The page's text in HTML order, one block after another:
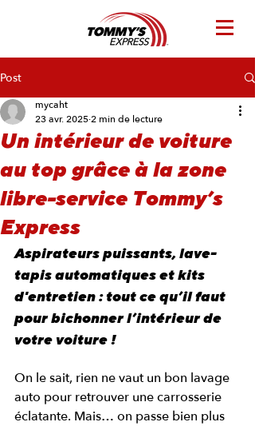
Post
Un intérieur de voiture
au top grâce à la zone
libre-service Tommy’s
Express
mycaht
23 avr. 20252 min de lecture
Aspirateurs puissants, lave-
tapis automatiques et kits
d'entretien : tout ce qu’il faut
pour bichonner l’intérieur de
votre voiture !
On le sait, rien ne vaut un bon lavage
auto pour retrouver une carrosserie
éclatante. Mais… on passe bien plus